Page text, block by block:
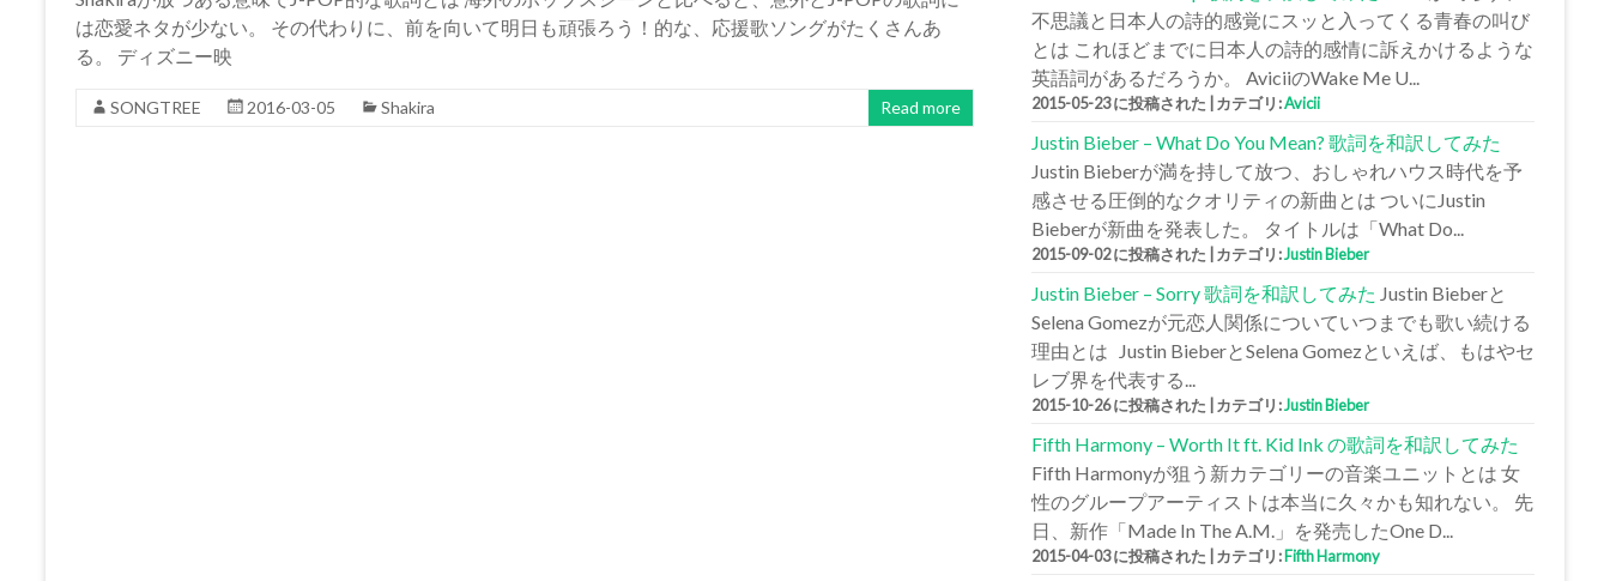
は恋愛ネタが少ない。 その代わりに、前を向いて明日も頑張ろう！的な、応援歌ソングがたくさんあ
る。 ディズニー映
SONGTREE 2016-03-05 Shakira Read more
不思議と日本人の詩的感覚にスッと入ってくる青春の叫び
とは これほどまでに日本人の詩的感情に訴えかけるような
英語詞があるだろうか。 AviciiのWake Me U...
2015-05-23 に投稿された カテゴリ:Avicii
Justin Bieber – What Do You Mean? 歌詞を和訳してみた
Justin Bieberが満を持して放つ、おしゃれハウス時代を予
感させる圧倒的なクオリティの新曲とは ついにJustin
Bieberが新曲を発表した。 タイトルは「What Do...
2015-09-02 に投稿された カテゴリ:Justin Bieber
Justin Bieber – Sorry 歌詞を和訳してみた Justin Bieberと
Selena Gomezが元恋人関係についていつまでも歌い続ける
理由とは Justin BieberとSelena Gomezといえば、もはやセ
レブ界を代表する...
2015-10-26 に投稿された カテゴリ:Justin Bieber
Fifth Harmony – Worth It ft. Kid Ink の歌詞を和訳してみた
Fifth Harmonyが狙う新カテゴリーの音楽ユニットとは 女
性のグループアーティストは本当に久々かも知れない。 先
日、新作「Made In The A.M.」を発売したOne D...
2015-04-03 に投稿された カテゴリ:Fifth Harmony